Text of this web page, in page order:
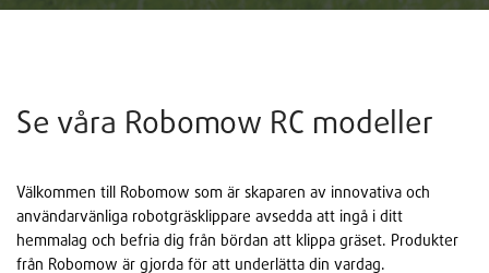
Se våra Robomow RC modeller
Välkommen till Robomow som är skaparen av innovativa och
användarvänliga robotgräsklippare avsedda att ingå i ditt
hemmalag och befria dig från bördan att klippa gräset. Produkter
från Robomow är gjorda för att underlätta din vardag.